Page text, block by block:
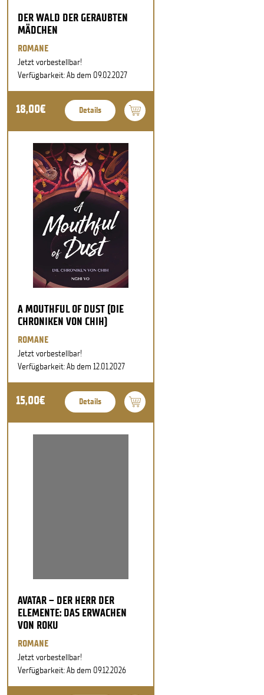
DER WALD DER GERAUBTEN
MÄDCHEN
ROMANE
Jetzt vorbestellbar!
Verfügbarkeit: Ab dem 09.02.2027
18,00€ Details
A MOUTHFUL OF DUST (DIE
CHRONIKEN VON CHIH)
ROMANE
Jetzt vorbestellbar!
Verfügbarkeit: Ab dem 12.01.2027
15,00€ Details
AVATAR – DER HERR DER
ELEMENTE: DAS ERWACHEN
VON ROKU
ROMANE
Jetzt vorbestellbar!
Verfügbarkeit: Ab dem 09.12.2026